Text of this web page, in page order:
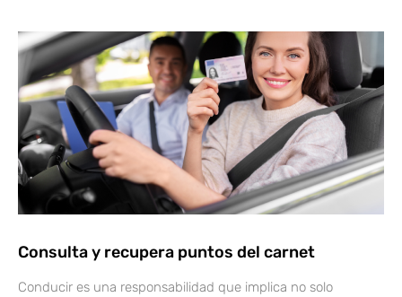
Consulta y recupera puntos del carnet
Conducir es una responsabilidad que implica no solo